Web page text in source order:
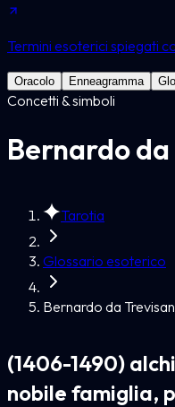
Termini esoterici spiegati
Oracolo Enneagramma
Concetti & simboli
Bernardo
Tarotia
Glossario esoterico
Bernardo da
(1406-1490)
nobile famiglia,